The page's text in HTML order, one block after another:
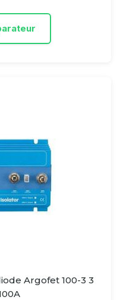
Argofet 100-3 3